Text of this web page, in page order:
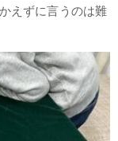
えずに言うのは難